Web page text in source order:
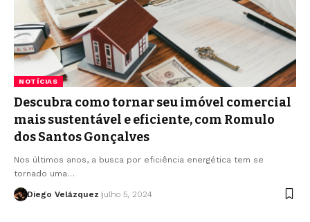
NOTÍCIAS
Descubra como tornar seu imóvel comercial
mais sustentável e eficiente, com Romulo
dos Santos Gonçalves
Nos últimos anos, a busca por eficiência energética tem se
tornado uma…
Diego Velázquez julho 5, 2024